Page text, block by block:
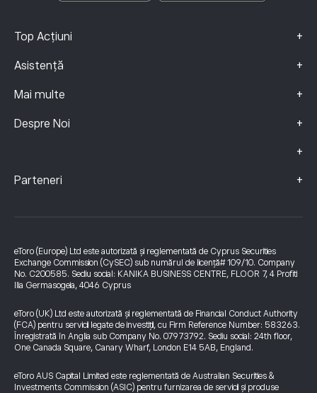
Top Acțiuni +
Asistență +
Mai multe +
Despre Noi +
+
Parteneri +
eToro (Europe) Ltd este autorizată și reglementată de Cyprus Securities
Exchange Commission (CySEC) sub numărul de licență# 109/10. Company
No. C200585. Sediu social: KANIKA BUSINESS CENTRE, FLOOR 7, 4 Profiti
Ilia Germasogeia, 4046 Cyprus
eToro (UK) Ltd este autorizată și reglementată de Financial Conduct Authority
(FCA) pentru servicii legate de investiții, cu Firm Reference Number: 583263.
Înregistrată în Anglia sub Company No. 07973792. Sediu social: 24th floor,
One Canada Square, Canary Wharf, London E14 5AB, England.
eToro AUS Capital Limited este reglementată de Australian Securities &
Investments Commission (ASIC) pentru furnizarea de servicii și produse